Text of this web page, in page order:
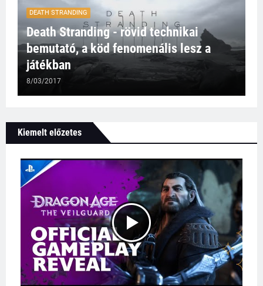
DEATH STRANDING
Death Stranding - rövid technikai
bemutató, a köd fenomenális lesz a
játékban
8/03/2017
Kiemelt előzetes